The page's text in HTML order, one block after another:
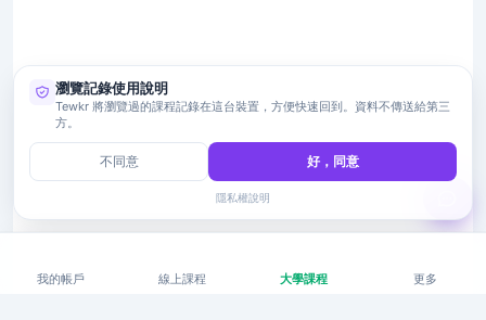
我的帳戶 線上課程 大學課程 更多
瀏覽記錄使用說明
Tewkr 將瀏覽過的課程記錄在這台裝置，方便快速回到。資料不傳送給第三
方。
不同意 好，同意
隱私權說明